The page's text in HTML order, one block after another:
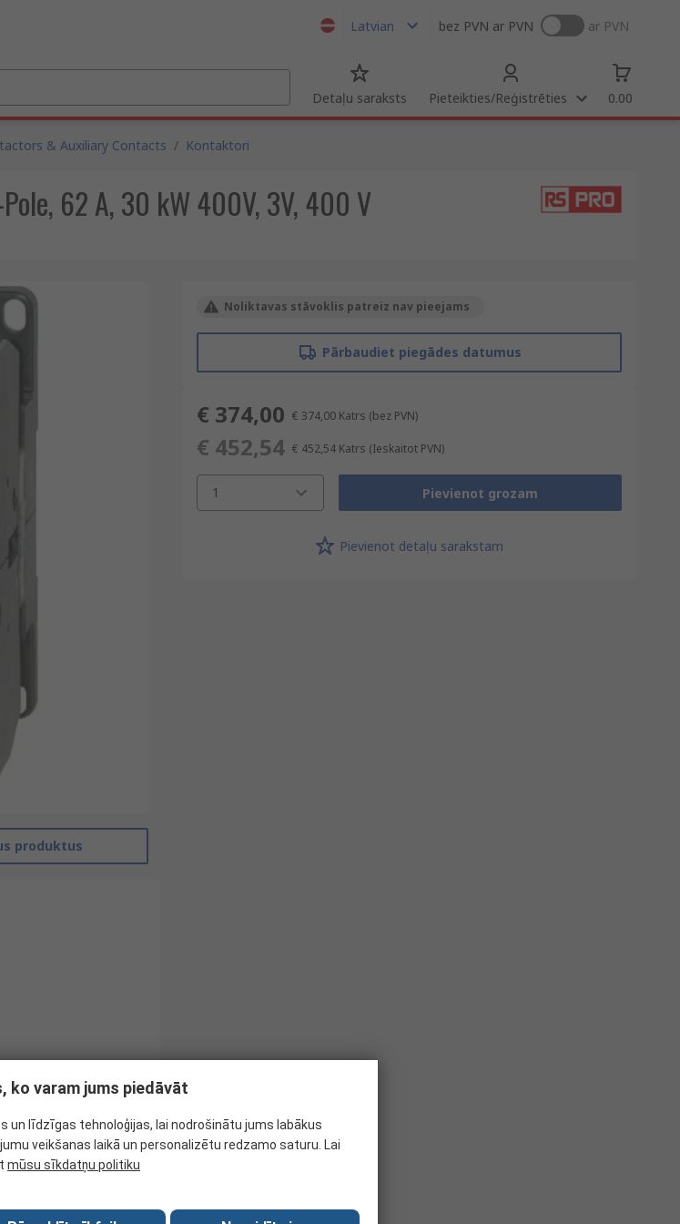
Latvian bez PVN ar PVN ar PVN
Detaļu saraksts Pieteikties/Reģistrēties 0.00
& Auxiliary Contacts / Kontaktori
62 A, 30 kW 400V, 3V, 400 V
produktus
Noliktavas stāvoklis patreiz nav pieejams
Pārbaudiet piegādes datumus
€ 374,00 € 374,00 Katrs (bez PVN)
€ 452,54 € 452,54 Katrs (Ieskaitot PVN)
1 Pievienot grozam
Pievienot detaļu sarakstam
ko varam jums piedāvāt
līdzīgas tehnoloģijas, lai nodrošinātu jums labākus
veikšanas laikā un personalizētu redzamo saturu. Lai
mūsu sīkdatņu politiku